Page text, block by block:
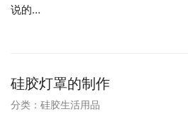
说的…
硅胶灯罩的制作
分类： 硅胶生活用品